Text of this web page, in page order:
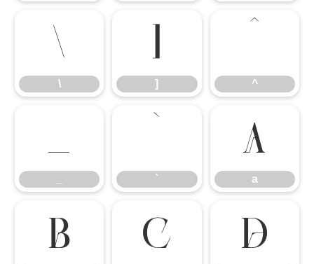
\
\
]
] ^
_
`
a
a
b c d